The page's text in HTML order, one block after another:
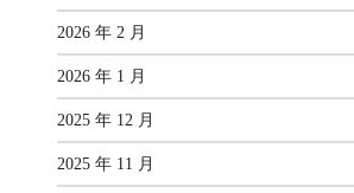
2026 年 2 月
2026 年 1 月
2025 年 12 月
2025 年 11 月